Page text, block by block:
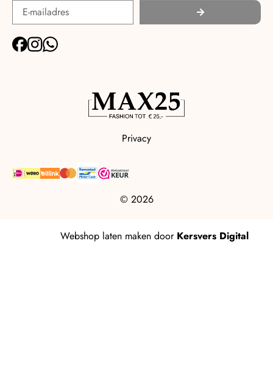
Privacy
© 2026
Webshop laten maken door Kersvers Digital